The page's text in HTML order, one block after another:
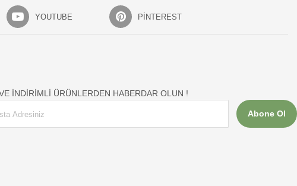
YOUTUBE PINTEREST
İNDİRİMLİ ÜRÜNLERDEN HABERDAR OLUN !
Abone Ol